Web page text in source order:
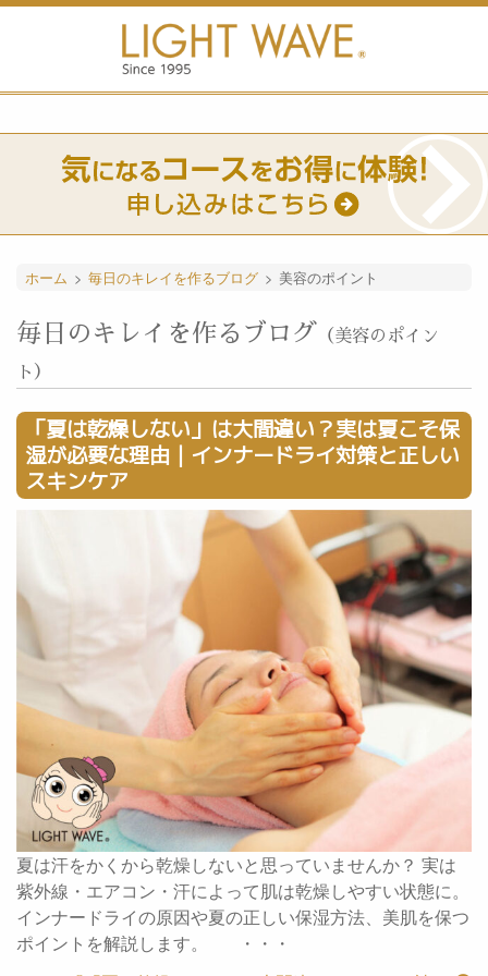
ホーム > 毎日のキレイを作るブログ > 美容のポイント
毎日のキレイを作るブログ
（美容のポイン
ト）
「夏は乾燥しない」は大間違い？実は夏こそ保
湿が必要な理由｜インナードライ対策と正しい
スキンケア
夏は汗をかくから乾燥しないと思っていませんか？ 実は
紫外線・エアコン・汗によって肌は乾燥しやすい状態に。
インナードライの原因や夏の正しい保湿方法、美肌を保つ
ポイントを解説します。 ・・・